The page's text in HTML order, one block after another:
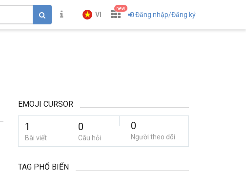
VI
new
Đăng nhập/Đăng ký
EMOJI CURSOR
1
Bài viết
0
Câu hỏi
0
Người theo dõi
TAG PHỔ BIẾN